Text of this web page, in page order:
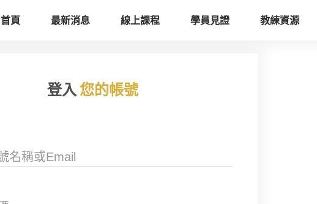
首頁 最新消息 線上課程 學員見證 教練資源
登入您的帳號